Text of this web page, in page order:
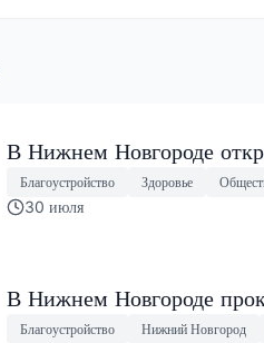
В Нижнем Новгороде
Благоустройство Здоровье
30 июля
В Нижнем Новгороде
Благоустройство Нижний Новгород